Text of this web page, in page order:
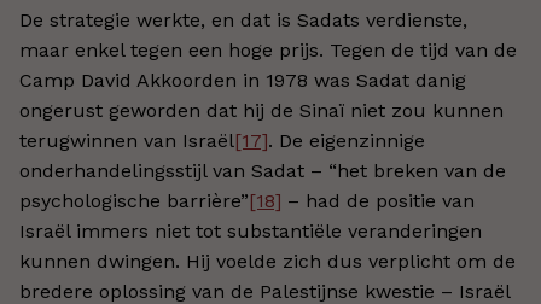
De strategie werkte, en dat is Sadats verdienste,
maar enkel tegen een hoge prijs. Tegen de tijd van de
Camp David Akkoorden in 1978 was Sadat danig
ongerust geworden dat hij de Sinaï niet zou kunnen
terugwinnen van Israël[17]. De eigenzinnige
onderhandelingsstijl van Sadat – “het breken van de
psychologische barrière”[18] – had de positie van
Israël immers niet tot substantiële veranderingen
kunnen dwingen. Hij voelde zich dus verplicht om de
bredere oplossing van de Palestijnse kwestie – Israël